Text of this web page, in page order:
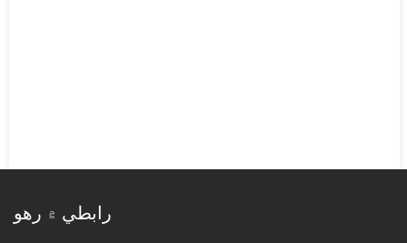
رابطي ۾ رهو